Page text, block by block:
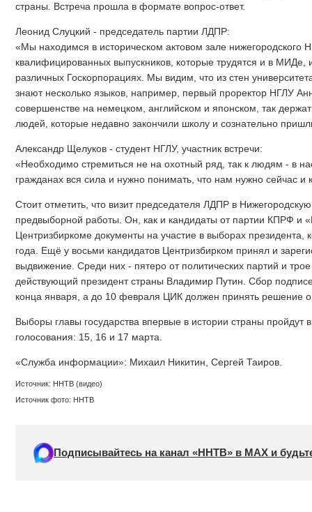
страны. Встреча прошла в формате вопрос-ответ.
Леонид Слуцкий - председатель партии ЛДПР:
«Мы находимся в историческом актовом зале нижегородского
квалифицированных выпускников, которые трудятся и в МИДе,
различных Госкорпорациях. Мы видим, что из стен
знают несколько языков, например, первый проректор НГЛУ
совершенстве на немецком, английском и японском, так
людей, которые недавно закончили школу и сознательно
Александр Щелуков - студент НГЛУ, участник встречи:
«Необходимо стремиться не на охотный ряд, так к людям - в
гражданах вся сила и нужно понимать, что нам нужно сейчас и
Стоит отметить, что визит председателя ЛДПР в
предвыборной работы. Он, как и кандидаты от партии КПРФ и
Центризбиркоме документы на участие в выборах президента,
года. Ещё у восьми кандидатов Центризбирком принял и
выдвижение. Среди них - пятеро от политических партий и
действующий президент страны Владимир Путин. Сбор
конца января, а до 10 февраля ЦИК должен принять решение о
Выборы главы государства впервые в истории страны пройдут
голосования: 15, 16 и 17 марта.
«Служба информации»: Михаил Никитин, Сергей Таиров.
Источник: ННТВ (видео)
Источник фото: ННТВ
Подписывайтесь на канал «ННТВ» в МАХ и